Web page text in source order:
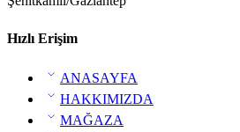
Hızlı Erişim
ANASAYFA
HAKKIMIZDA
MAĞAZA